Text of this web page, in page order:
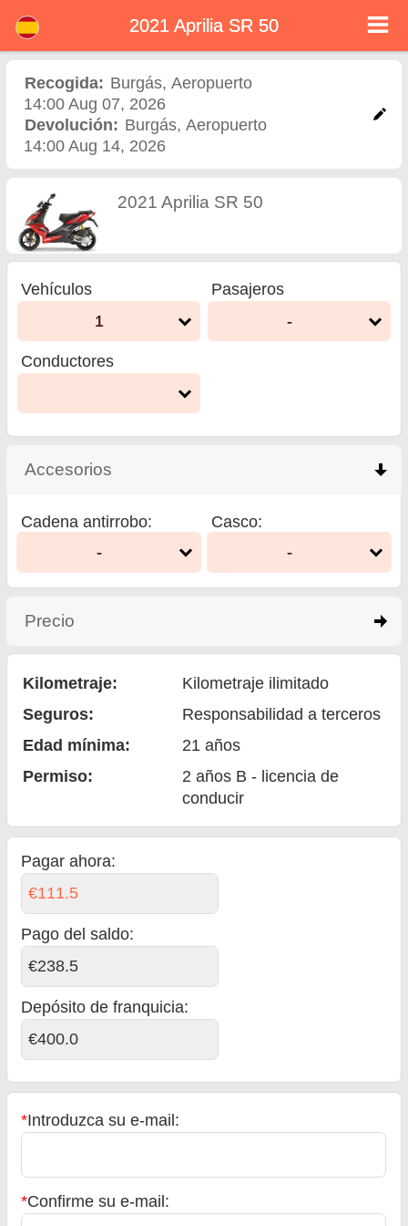
2021 Aprilia SR 50 -
Alquiler de scooters en
Burgás
2021 Aprilia SR 50
Recogida: Burgás, Aeropuerto
14:00 Aug 07, 2026
Devolución: Burgás, Aeropuerto
14:00 Aug 14, 2026
2021 Aprilia SR 50
Vehículos
1
Pasajeros
-
Conductores
Accesorios
Cadena antirrobo:
-
Casco:
-
Precio
Kilometraje:
Kilometraje ilimitado
Seguros:
Responsabilidad a terceros
Edad mínima:
21 años
Permiso:
2 años B - licencia de
conducir
Pagar ahora:
€111.5
Pago del saldo:
€238.5
Depósito de franquicia:
€400.0
*Introduzca su e-mail:
*Confirme su e-mail: